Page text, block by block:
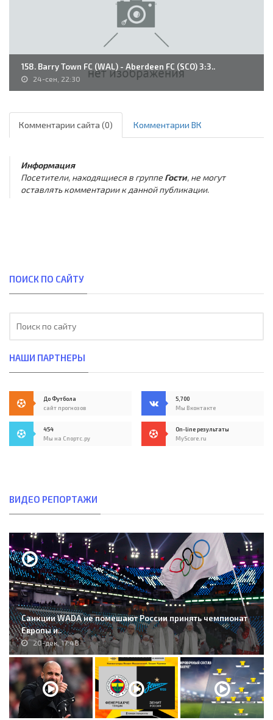
158. Barry Town FC (WAL) - Aberdeen FC (SCO) 3:3..
24-сен, 22:30
Комментарии сайта (0) Комментарии ВК
Информация
Посетители, находящиеся в группе Гости, не могут
оставлять комментарии к данной публикации.
ПОИСК ПО САЙТУ
НАШИ ПАРТНЕРЫ
До Футбола
сайт прогнозов
5,700
Мы Вконтакте
454
Мы на Спортс.ру
On-line результаты
MyScore.ru
ВИДЕО РЕПОРТАЖИ
Санкции WADA не помешают России принять чемпионат
Европы и..
20-дек, 17:48